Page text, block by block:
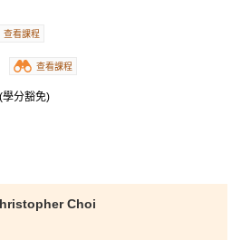
查看課程
查看課程
分豁免)
非常大的興趣。所以我選
級文憑課程。 導師教授有
剖生理學、微生物學、病理
Choi